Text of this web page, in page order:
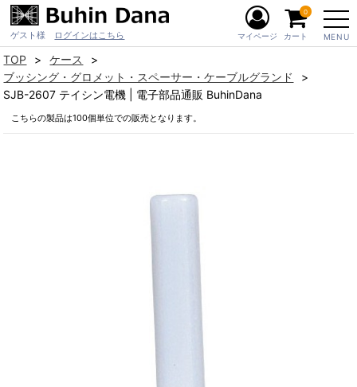
ゲスト様 ログインはこちら MENU
マイページ カート
0
TOP
ケース
ブッシング・グロメット・スペーサー・ケーブルグランド
SJB-2607 テイシン電機 | 電子部品通販 BuhinDana
こちらの製品は100個単位での販売となります。